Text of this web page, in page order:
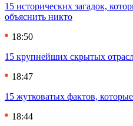
15 исторических загадок,
объяснить никто
18:50
15 крупнейших скрытых
18:47
15 жутковатых фактов,
18:44